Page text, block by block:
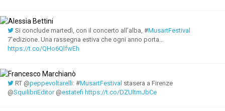
Si conclude martedì, con il concerto all’alba, #MusartFestival
7’edizione. Una rassegna estiva che ogni anno porta…
https://t.co/QHo6QlfwEh
RT @peppevoltarelli: #MusartFestival stasera a Firenze
@SquilibriEditor@estatefi https://t.co/DZUltmJbCe